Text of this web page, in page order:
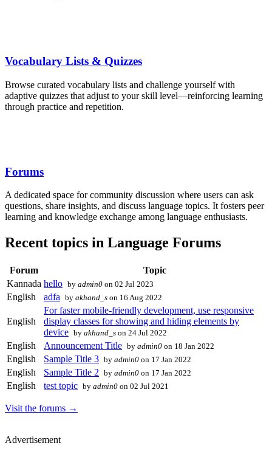
Vocabulary Lists & Quizzes
Browse curated vocabulary lists and challenge yourself with
adaptive quizzes that adjust to your skill level—reinforcing learning
through practice and repetition.
Forums
A dedicated space for community discussion where users can ask
questions, share insights, and discuss language topics. It fosters peer
learning and knowledge exchange among language enthusiasts.
Recent topics in Language Forums
Forum
Topic
Kannada hello by admin0 on 02 Jul 2023
English adfa by akhand_s on 16 Aug 2022
English
For faster mobile-friendly development, use responsive
display classes for showing and hiding elements by
device by akhand_s on 24 Jul 2022
English Announcement Title by admin0 on 18 Jan 2022
English Sample Title 3 by admin0 on 17 Jan 2022
English Sample Title 2 by admin0 on 17 Jan 2022
English test topic by admin0 on 02 Jul 2021
Visit the forums →
Advertisement